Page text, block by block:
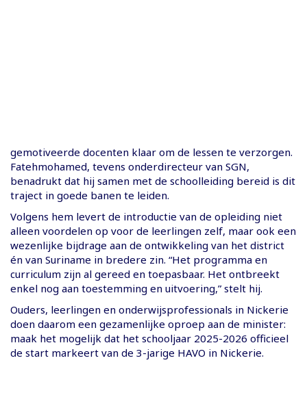
gemotiveerde docenten klaar om de lessen te verzorgen.
Fatehmohamed, tevens onderdirecteur van SGN,
benadrukt dat hij samen met de schoolleiding bereid is dit
traject in goede banen te leiden.
Volgens hem levert de introductie van de opleiding niet
alleen voordelen op voor de leerlingen zelf, maar ook een
wezenlijke bijdrage aan de ontwikkeling van het district
én van Suriname in bredere zin. “Het programma en
curriculum zijn al gereed en toepasbaar. Het ontbreekt
enkel nog aan toestemming en uitvoering,” stelt hij.
Ouders, leerlingen en onderwijsprofessionals in Nickerie
doen daarom een gezamenlijke oproep aan de minister:
maak het mogelijk dat het schooljaar 2025-2026 officieel
de start markeert van de 3-jarige HAVO in Nickerie.